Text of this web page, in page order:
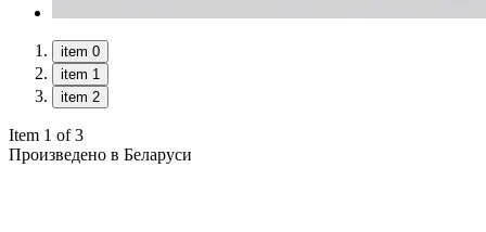
item 0
item 1
item 2
Item 1 of 3
Произведено в Беларуси